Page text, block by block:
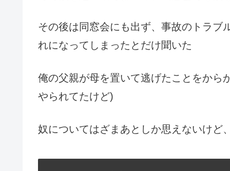
その後は同窓会にも出ず、事故のトラブ
れになってしまったとだけ聞いた
俺の父親が母を置いて逃げたことをから
やられてたけど)
奴についてはざまあとしか思えないけど